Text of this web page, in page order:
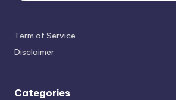
Term of Service
Disclaimer
Categories